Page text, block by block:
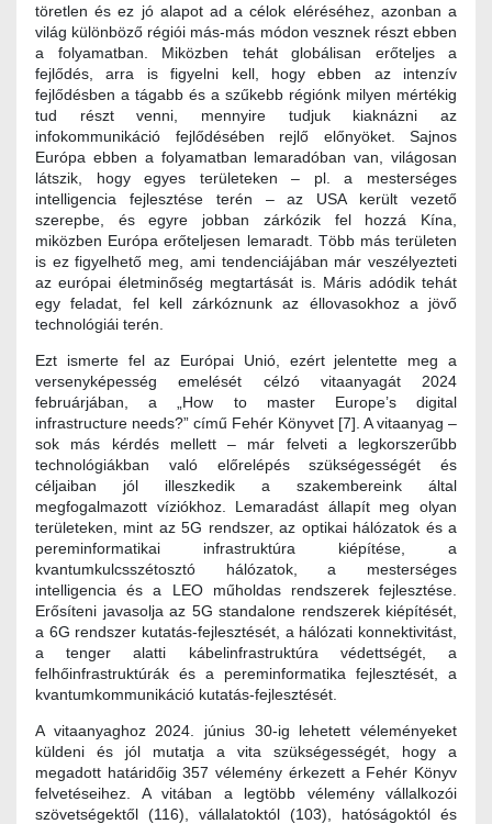
töretlen és ez jó alapot ad a célok eléréséhez, azonban a
világ különböző régiói más-más módon vesznek részt ebben
a folyamatban. Miközben tehát globálisan erőteljes a
fejlődés, arra is figyelni kell, hogy ebben az intenzív
fejlődésben a tágabb és a szűkebb régiónk milyen mértékig
tud részt venni, mennyire tudjuk kiaknázni az
infokommunikáció fejlődésében rejlő előnyöket. Sajnos
Európa ebben a folyamatban lemaradóban van, világosan
látszik, hogy egyes területeken – pl. a mesterséges
intelligencia fejlesztése terén – az USA került vezető
szerepbe, és egyre jobban zárkózik fel hozzá Kína,
miközben Európa erőteljesen lemaradt. Több más területen
is ez figyelhető meg, ami tendenciájában már veszélyezteti
az európai életminőség megtartását is. Máris adódik tehát
egy feladat, fel kell zárkóznunk az éllovasokhoz a jövő
technológiái terén.
Ezt ismerte fel az Európai Unió, ezért jelentette meg a
versenyképesség emelését célzó vitaanyagát 2024
februárjában, a „How to master Europe’s digital
infrastructure needs?” című Fehér Könyvet [7]. A vitaanyag –
sok más kérdés mellett – már felveti a legkorszerűbb
technológiákban való előrelépés szükségességét és
céljaiban jól illeszkedik a szakembereink által
megfogalmazott víziókhoz. Lemaradást állapít meg olyan
területeken, mint az 5G rendszer, az optikai hálózatok és a
pereminformatikai infrastruktúra kiépítése, a
kvantumkulcsszétosztó hálózatok, a mesterséges
intelligencia és a LEO műholdas rendszerek fejlesztése.
Erősíteni javasolja az 5G standalone rendszerek kiépítését,
a 6G rendszer kutatás-fejlesztését, a hálózati konnektivitást,
a tenger alatti kábelinfrastruktúra védettségét, a
felhőinfrastruktúrák és a pereminformatika fejlesztését, a
kvantumkommunikáció kutatás-fejlesztését.
A vitaanyaghoz 2024. június 30-ig lehetett véleményeket
küldeni és jól mutatja a vita szükségességét, hogy a
megadott határidőig 357 vélemény érkezett a Fehér Könyv
felvetéseihez. A vitában a legtöbb vélemény vállalkozói
szövetségektől (116), vállalatoktól (103), hatóságoktól és